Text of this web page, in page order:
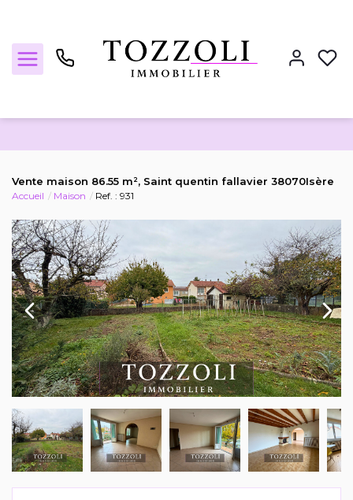
Estimez votre bien
Locations
Notre agence
Mag & actus
Contactez-nous
Vente maison 86.55 m², Saint quentin fallavier 38070Isère
Accueil Maison Ref. : 931